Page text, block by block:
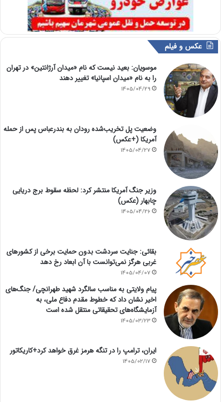
عکس و فیلم
موسویان: بعید نیست که نام «میدان آرژانتین» در تهران
را به نام «میدان اسپانیا» تغییر دهند
1405/04/29
وضعیت پل تخریب‌شده رودان به بندرعباس پس از حمله
آمریکا (+عکس)
1405/04/27
وزیر جنگ آمریکا منتشر کرد: لحظه سقوط برج دریایی
چابهار (عکس)
1405/04/26
بقائی: جنایت سردشت بدون حمایت برخی از کشورهای
غربی هرگز نمی‌توانست با آن ابعاد رخ دهد
1405/04/07
پیام ولایتی به مناسب سالگرد شهید طهرانچی/ جنگ‌های
اخیر نشان داد که خطوط مقدم دفاع ملی، به
آزمایشگاه‌های تحقیقاتی منتقل شده است
1405/03/23
ایران، ترامپ را در تنگه هرمز غرق خواهد کرد+کاریکاتور
1405/02/17